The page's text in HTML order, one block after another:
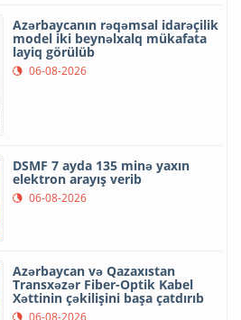
Azərbaycanın rəqəmsal idarəçilik
model iki beynəlxalq mükafata
layiq görülüb
06-08-2026
DSMF 7 ayda 135 minə yaxın
elektron arayış verib
06-08-2026
Azərbaycan və Qazaxıstan
Transxəzər Fiber-Optik Kabel
Xəttinin çəkilişini başa çatdırıb
06-08-2026